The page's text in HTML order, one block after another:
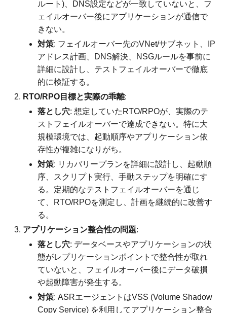
ルート)、DNS設定などが一致していないと、フ
ェイルオーバー後にアプリケーションが通信で
きない。
対策: フェイルオーバー先のVNet/サブネット、IP
アドレス計画、DNS解決、NSGルールを事前に
詳細に設計し、テストフェイルオーバーで徹底
的に検証する。
RTO/RPO目標と実際の乖離:
落とし穴: 想定していたRTO/RPOが、実際のテ
ストフェイルオーバーで達成できない。特に大
規模環境では、起動順序やアプリケーション依
存性が複雑になりがち。
対策: リカバリープランを詳細に設計し、起動順
序、スクリプト実行、手動ステップを明確にす
る。定期的なテストフェイルオーバーを通じ
て、RTO/RPOを測定し、計画を継続的に改善す
る。
アプリケーション整合性の問題:
落とし穴: データベースやアプリケーションの状
態がレプリケーションポイントで整合性が取れ
ていないと、フェイルオーバー後にデータ破損
や起動障害が発生する。
対策: ASRエージェントはVSS (Volume Shadow
Copy Service) を利用してアプリケーション整合